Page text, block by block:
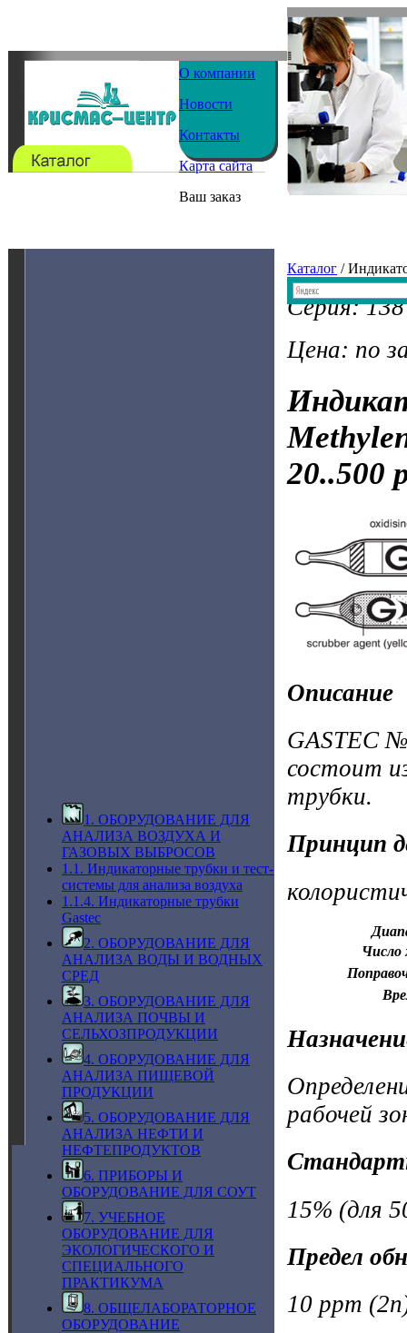
О компании
Новости
Контакты
Карта сайта
Ваш заказ
1. ОБОРУДОВАНИЕ ДЛЯ
АНАЛИЗА ВОЗДУХА И
ГАЗОВЫХ ВЫБРОСОВ
1.1. Индикаторные трубки и тест-
системы для анализа воздуха
1.1.4. Индикаторные трубки
Gastec
2. ОБОРУДОВАНИЕ ДЛЯ
АНАЛИЗА ВОДЫ И ВОДНЫХ
СРЕД
3. ОБОРУДОВАНИЕ ДЛЯ
АНАЛИЗА ПОЧВЫ И
СЕЛЬХОЗПРОДУКЦИИ
4. ОБОРУДОВАНИЕ ДЛЯ
АНАЛИЗА ПИЩЕВОЙ
ПРОДУКЦИИ
5. ОБОРУДОВАНИЕ ДЛЯ
АНАЛИЗА НЕФТИ И
НЕФТЕПРОДУКТОВ
6. ПРИБОРЫ И
ОБОРУДОВАНИЕ ДЛЯ СОУТ
7. УЧЕБНОЕ
ОБОРУДОВАНИЕ ДЛЯ
ЭКОЛОГИЧЕСКОГО И
СПЕЦИАЛЬНОГО
ПРАКТИКУМА
8. ОБЩЕЛАБОРАТОРНОЕ
ОБОРУДОВАНИЕ
Каталог /
Серия: 138
Цена: по
20..500
Описание
GASTEC
состоит
трубки.
Принцип
Число
рабочей
15% (для
Предел
10 ppm